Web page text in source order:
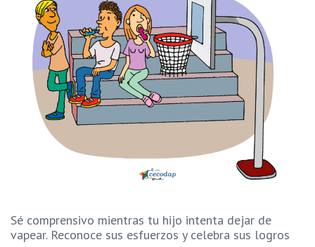
Sé comprensivo mientras tu hijo intenta dejar de
vapear. Reconoce sus esfuerzos y celebra sus logros